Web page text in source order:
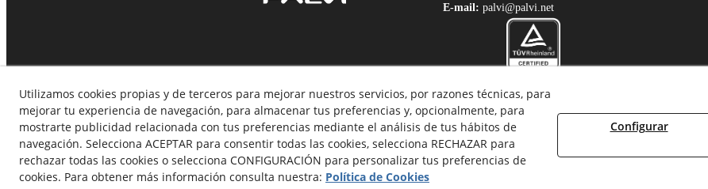
E-mail: palvi@palvi.net
Productos certificados por
TÜV Rheinland
ISO 9001:2015
© 08/2026 Palvi, S.L. - Todos los derechos reservados.
Utilizamos cookies propias y de terceros para mejorar nuestros servicios, por razones técnicas, para
mejorar tu experiencia de navegación, para almacenar tus preferencias y, opcionalmente, para
mostrarte publicidad relacionada con tus preferencias mediante el análisis de tus hábitos de
navegación. Selecciona ACEPTAR para consentir todas las cookies, selecciona RECHAZAR para
rechazar todas las cookies o selecciona CONFIGURACIÓN para personalizar tus preferencias de
cookies. Para obtener más información consulta nuestra: Política de Cookies
Configurar